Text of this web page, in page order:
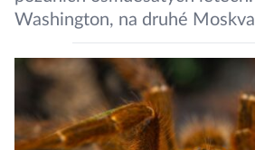
Washington, na druhé
jaderný arzenál schopný
padesátkrát dokola, železná
vojáků v permanentní
Donald Kendall, generální
PepsiCo, který se v květnu